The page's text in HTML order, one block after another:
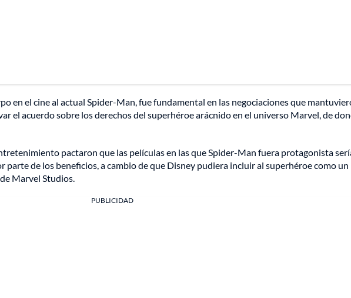
en el cine al actual Spider-Man, fue fundamental en las negociaciones que
el acuerdo sobre los derechos del superhéroe arácnido en el universo Marvel, de
pactaron que las películas en las que Spider-Man fuera protagonista
parte de los beneficios, a cambio de que Disney pudiera incluir al superhéroe como un
Marvel Studios.
PUBLICIDAD